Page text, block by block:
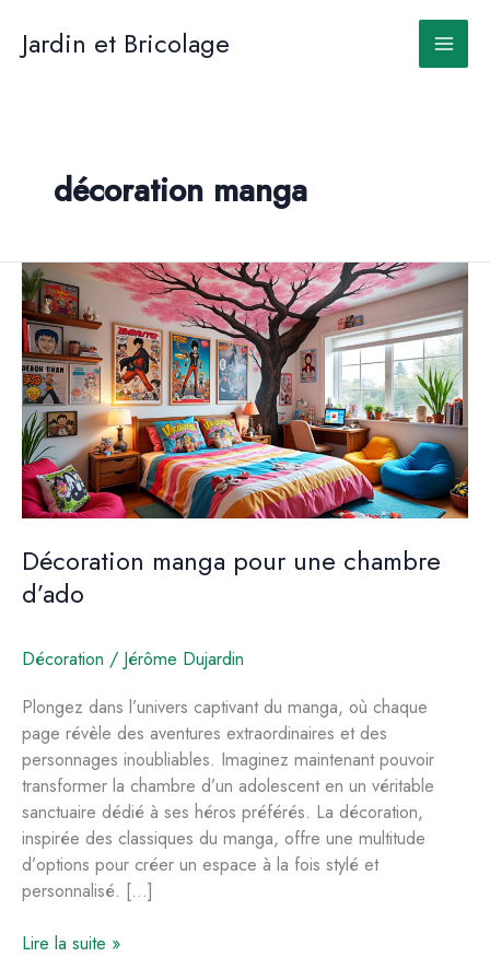
contenu
Jardin et Bricolage
décoration manga
Décoration manga pour une chambre
d’ado
Décoration / Jérôme Dujardin
Plongez dans l’univers captivant du manga, où chaque
page révèle des aventures extraordinaires et des
personnages inoubliables. Imaginez maintenant pouvoir
transformer la chambre d’un adolescent en un véritable
sanctuaire dédié à ses héros préférés. La décoration,
inspirée des classiques du manga, offre une multitude
d’options pour créer un espace à la fois stylé et
personnalisé. […]
Décoration
Lire la suite »